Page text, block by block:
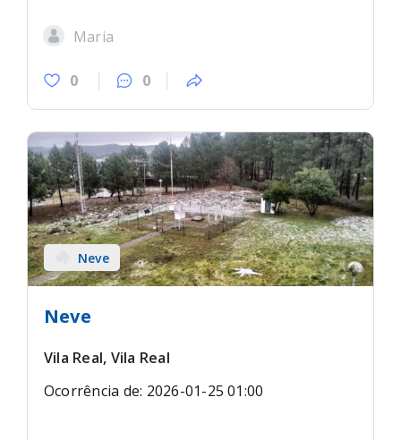
Maria
0 0
Neve
Neve
Vila Real, Vila Real
Ocorrência de: 2026-01-25 01:00